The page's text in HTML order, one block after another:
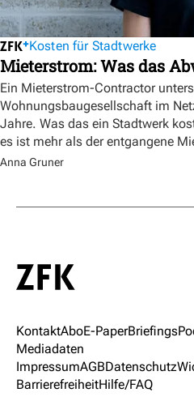
Kosten für Stadtwerke
Mieterstrom: Was das
Ein Mieterstrom-Contractor
Wohnungsbaugesellschaft im
Jahre. Was das ein Stadtwerk
es ist mehr als der entgangene
Anna Gruner
KontaktAboE-PaperBriefings
Mediadaten
ImpressumAGBDatenschutz
BarrierefreiheitHilfe/FAQ